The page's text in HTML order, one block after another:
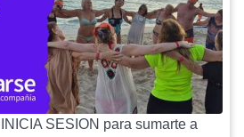
SESION para sumarte a